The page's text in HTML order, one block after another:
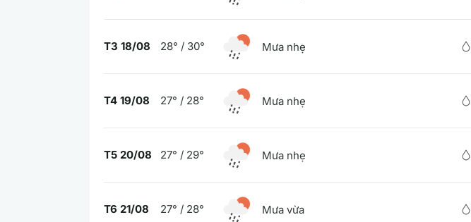
T3 18/08 28° / 30° Mưa nhẹ
T4 19/08 27° / 28° Mưa nhẹ
T5 20/08 27° / 29° Mưa nhẹ
T6 21/08 27° / 28° Mưa vừa